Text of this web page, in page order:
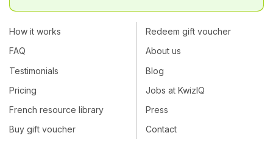
How it works
FAQ
Testimonials
Pricing
French resource library
Buy gift voucher
Redeem gift voucher
About us
Blog
Jobs at KwizIQ
Press
Contact